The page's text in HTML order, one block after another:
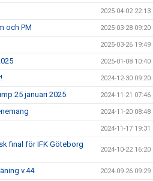
2025-04-02 22:13
och PM 2025-03-28 09:20
2025-03-26 19:49
2025-01-08 10:40
2024-12-30 09:20
25 januari 2025 2024-11-21 07:46
2024-11-20 08:48
2024-11-17 19:31
final för IFK Göteborg
2024-10-22 16:20
v.44 2024-09-26 09:29